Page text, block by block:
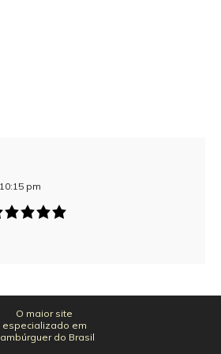
pm
O maior site
especializado em
do Brasil